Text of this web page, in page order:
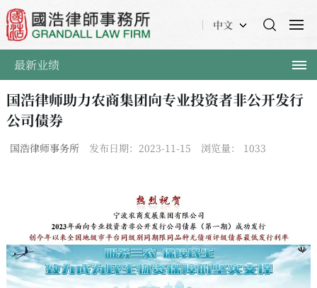
中文
最新业绩
国浩律师助力农商集团向专业投资者非公开发行
公司债券
国浩律师事务所 发布日期：2023-11-15 浏览量： 1033